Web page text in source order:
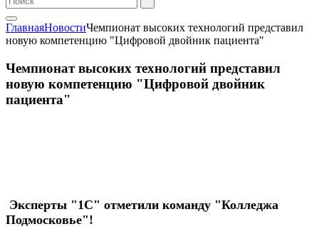
ГлавнаяНовостиЧемпионат высоких технологий представил
новую компетенцию "Цифровой двойник пациента"
Чемпионат высоких технологий представил
новую компетенцию "Цифровой двойник
пациента"
Эксперты "1С" отметили команду "Колледжа
Подмосковье"!